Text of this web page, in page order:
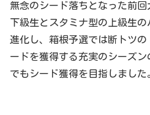
無念のシード落ちとなった前
下級生とスタミナ型の上級生
進化し、箱根予選では断トツ
ードを獲得する充実のシーズ
でもシード獲得を目指しました